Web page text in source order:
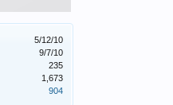
5/12/10
9/7/10
235
1,673
904